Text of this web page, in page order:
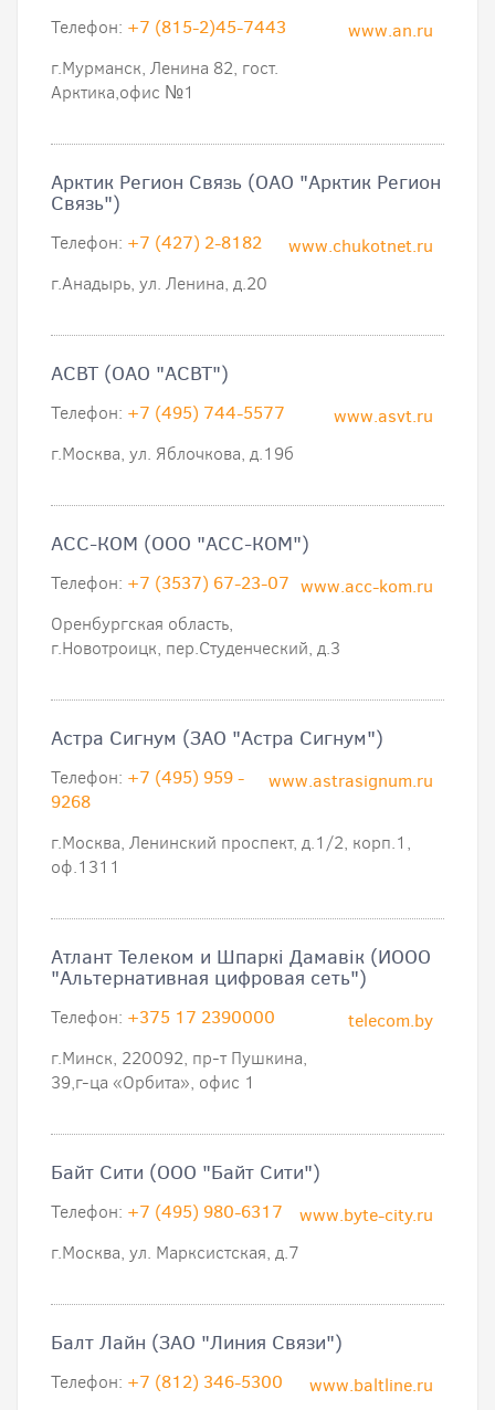
www.an.ru
Телефон: +7 (815-2)45-7443
г.Мурманск, Ленина 82, гост.
Арктика,офис №1
Арктик Регион Связь (ОАО "Арктик Регион
Связь")
www.chukotnet.ru
Телефон: +7 (427) 2-8182
г.Анадырь, ул. Ленина, д.20
АСВТ (ОАО "АСВТ")
www.asvt.ru
Телефон: +7 (495) 744-5577
г.Москва, ул. Яблочкова, д.19б
АСС-КОМ (ООО "АСС-КОМ")
www.acc-kom.ru
Телефон: +7 (3537) 67-23-07
Оренбургская область,
г.Новотроицк, пер.Студенческий, д.3
Астра Сигнум (ЗАО "Астра Сигнум")
www.astrasignum.ru
Телефон: +7 (495) 959 -
9268
г.Москва, Ленинский проспект, д.1/2, корп.1,
оф.1311
Атлант Телеком и Шпаркi Дамавiк (ИООО
"Альтернативная цифровая сеть")
telecom.by
Телефон: +375 17 2390000
г.Минск, 220092, пр-т Пушкина,
39,г-ца «Орбита», офис 1
Байт Сити (ООО "Байт Сити")
www.byte-city.ru
Телефон: +7 (495) 980-6317
г.Москва, ул. Марксистская, д.7
Балт Лайн (ЗАО "Линия Связи")
www.baltline.ru
Телефон: +7 (812) 346-5300